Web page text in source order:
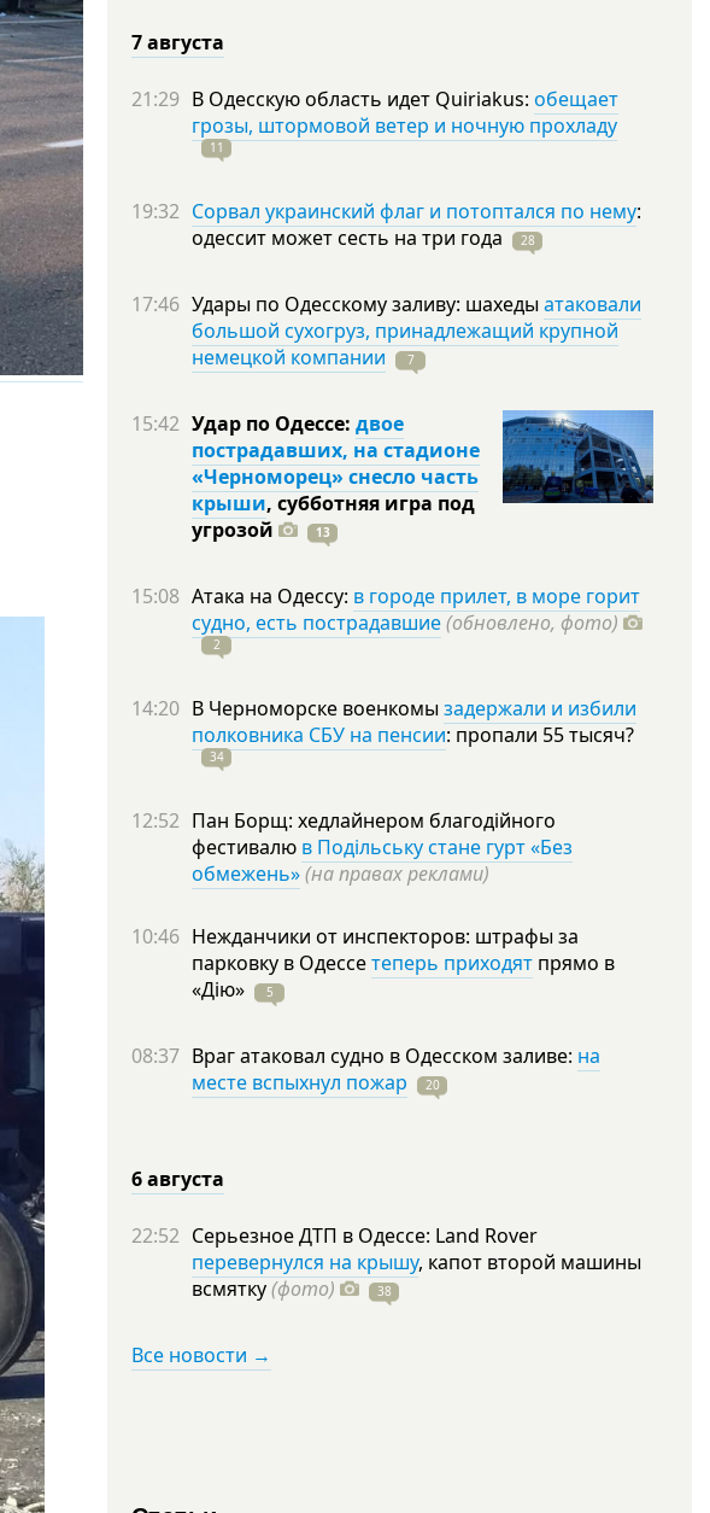
7 августа
21:29 В Одесскую область идет Quiriakus: обещает
грозы, штормовой ветер и ночную прохладу
11
19:32 Сорвал украинский флаг и потоптался по нему:
одессит может сесть на три года 28
17:46 Удары по Одесскому заливу: шахеды атаковали
большой сухогруз, принадлежащий крупной
немецкой компании
7
15:42 Удар по Одессе: двое
пострадавших, на стадионе
«Черноморец» снесло часть
крыши, субботняя игра под
угрозой
13
15:08 Атака на Одессу: в городе прилет, в море горит
судно, есть пострадавшие(обновлено, фото)
2
14:20 В Черноморске военкомы задержали и избили
полковника СБУ на пенсии: пропали 55тысяч?
34
12:52 Пан Борщ: хедлайнером благодійного
фестивалю в Подільську стане гурт «Без
обмежень»(на правах реклами)
10:46 Нежданчики от инспекторов: штрафы за
парковку в Одессетеперь приходят прямо в
«Дію»
5
08:37 Враг атаковал судно в Одесском заливе: на
месте вспыхнул пожар
20
6 августа
22:52 Серьезное ДТП в Одессе: Land Rover
перевернулся на крышу, капот второй машины
всмятку(фото) 38
Все новости →